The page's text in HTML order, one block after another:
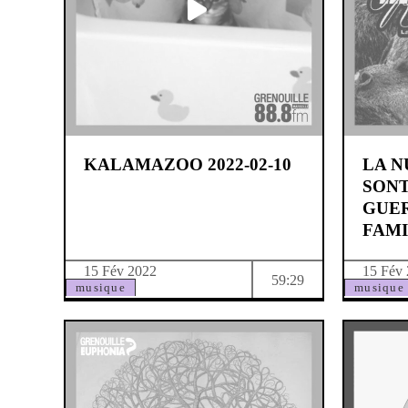
musique
KALAMAZOO 2022-02-10
15 Fév 2022
59:29 musique
LA
15 Fév